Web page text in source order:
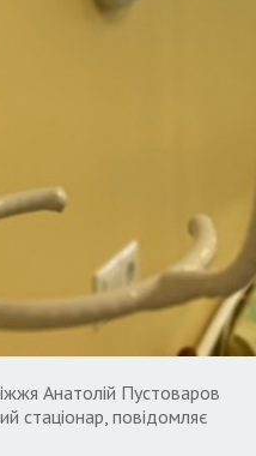
Анатолій Пустоваров
стаціонар, повідомляє